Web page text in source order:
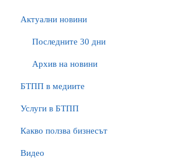
Актуални новини
Последните 30 дни
Архив на новини
БTПП в медиите
Услуги в БТПП
Какво ползва бизнесът
Видео